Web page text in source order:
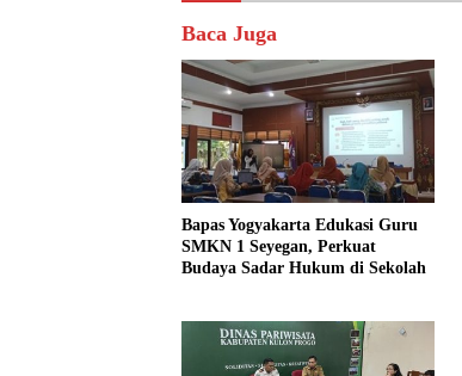
Baca Juga
Bapas Yogyakarta Edukasi Guru
SMKN 1 Seyegan, Perkuat
Budaya Sadar Hukum di Sekolah